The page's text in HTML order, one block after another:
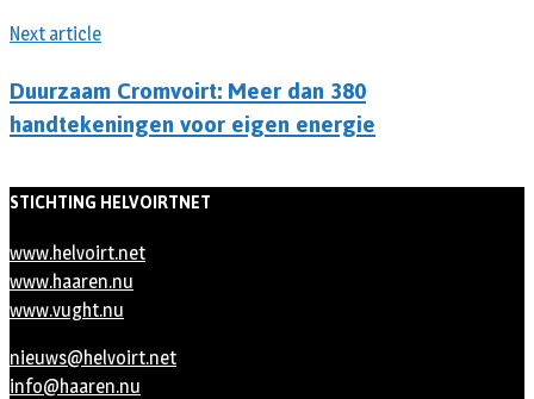
Next article
Duurzaam Cromvoirt: Meer dan 380
handtekeningen voor eigen energie
STICHTING HELVOIRTNET
www.helvoirt.net
www.haaren.nu
www.vught.nu
nieuws@helvoirt.net
info@haaren.nu